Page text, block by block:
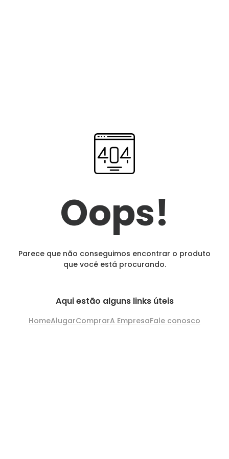
Oops!
Parece que não conseguimos encontrar o produto
que você está procurando.
Aqui estão alguns links úteis
HomeAlugarComprarA EmpresaFale conosco